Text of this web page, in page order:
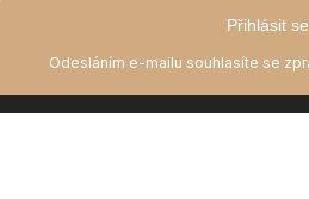
Přihlásit se